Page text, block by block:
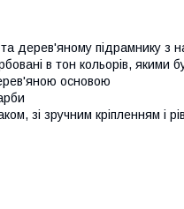
та дерев'яному підрамнику
в тон кольорів, якими
основою
зі зручним кріпленням і